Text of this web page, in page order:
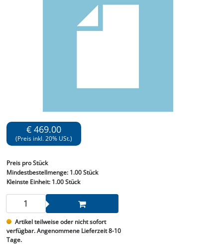
€ 469.00
(Preis inkl. 20% USt.)
Preis pro Stück
Mindestbestellmenge: 1.00 Stück
Kleinste Einheit:1.00 Stück
Artikel teilweise oder nicht sofort
verfügbar. Angenommene Lieferzeit 8-10
Tage.